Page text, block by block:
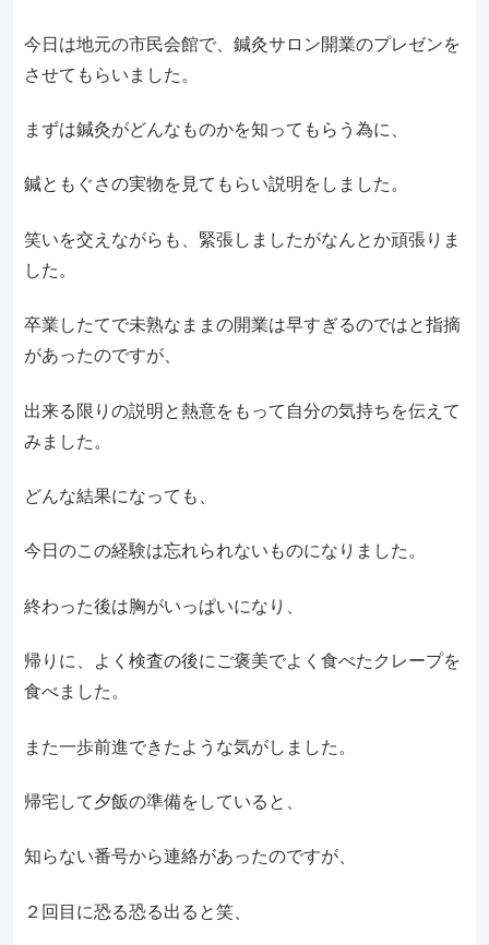
今日は地元の市民会館で、鍼灸サロン開業のプレゼンを
させてもらいました。
まずは鍼灸がどんなものかを知ってもらう為に、
鍼ともぐさの実物を見てもらい説明をしました。
笑いを交えながらも、緊張しましたがなんとか頑張りま
した。
卒業したてで未熟なままの開業は早すぎるのではと指摘
があったのですが、
出来る限りの説明と熱意をもって自分の気持ちを伝えて
みました。
どんな結果になっても、
今日のこの経験は忘れられないものになりました。
終わった後は胸がいっぱいになり、
帰りに、よく検査の後にご褒美でよく食べたクレープを
食べました。
また一歩前進できたような気がしました。
帰宅して夕飯の準備をしていると、
知らない番号から連絡があったのですが、
２回目に恐る恐る出ると笑、